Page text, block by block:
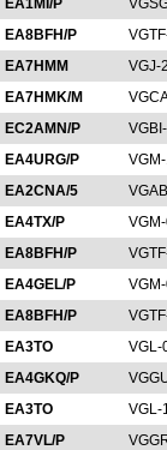
EA1MI/P
EA8BFH/P
EA7HMM
VGJ-
EA7HMK/M
EC2AMN/P
EA4URG/P
EA2CNA/5
EA4TX/P
EA8BFH/P
EA4GEL/P
EA8BFH/P
EA3TO
VGL-
EA4GKQ/P
EA3TO
VGL-
EA7VL/P